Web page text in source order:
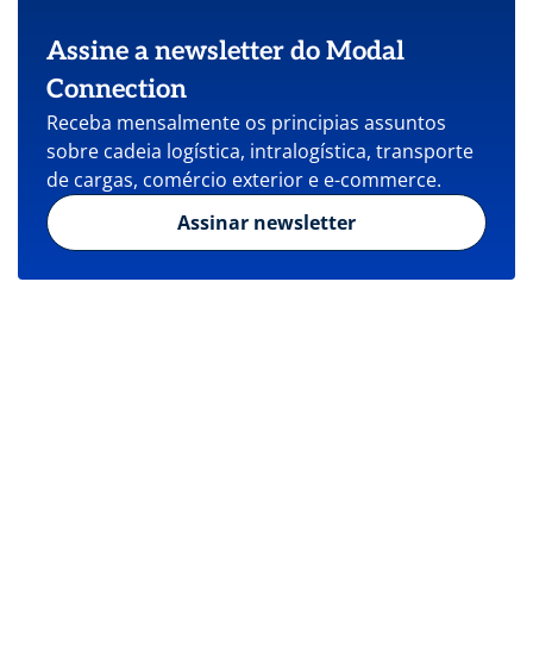
Assine a newsletter do Modal
Connection
Receba mensalmente os principias assuntos
sobre cadeia logística, intralogística, transporte
de cargas, comércio exterior e e-commerce.
Assinar newsletter